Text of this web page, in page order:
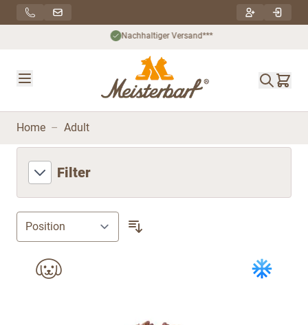
Direkt zum Inhalt
Nachhaltiger Versand***
Home – Adult
Filter